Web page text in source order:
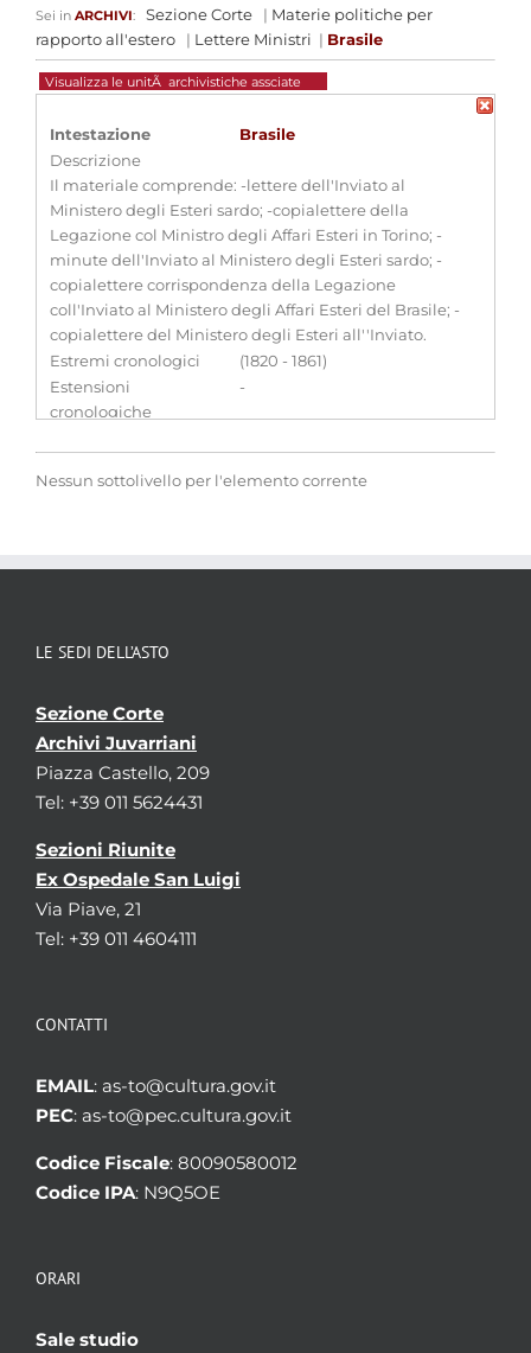
Sei in ARCHIVI: Sezione Corte | Materie politiche per
rapporto all'estero
| Lettere Ministri | Brasile
Visualizza le unitÃ archivistiche assciate
Intestazione
Brasile
Descrizione
Il materiale comprende: -lettere dell'Inviato al
Ministero degli Esteri sardo; -copialettere della
Legazione col Ministro degli Affari Esteri in Torino; -
minute dell'Inviato al Ministero degli Esteri sardo; -
copialettere corrispondenza della Legazione
coll'Inviato al Ministero degli Affari Esteri del Brasile; -
copialettere del Ministero degli Esteri all''Inviato.
Estremi cronologici
(1820 - 1861)
Estensioni
cronologiche
-
tra stati
Nessun sottolivello per l'elemento corrente
LE SEDI DELL’ASTO
Sezione Corte
Archivi Juvarriani
Piazza Castello, 209
Tel: +39 011 5624431
Sezioni Riunite
Ex Ospedale San Luigi
Via Piave, 21
Tel: +39 011 4604111
CONTATTI
EMAIL: as-to@cultura.gov.it
PEC: as-to@pec.cultura.gov.it
Codice Fiscale: 80090580012
Codice IPA: N9Q5OE
ORARI
Sale studio